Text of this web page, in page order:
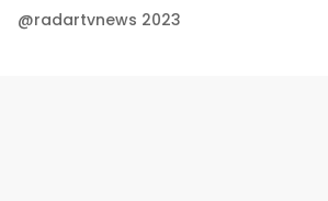
@radartvnews 2023